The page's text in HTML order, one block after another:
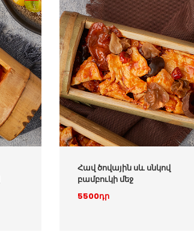
Հավ ծովային սև սնկով
բամբուկի մեջ
5500դր